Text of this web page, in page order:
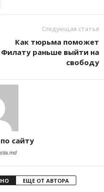
Следующая статья
Как тюрьма поможет
Филату раньше выйти на
свободу
сайту
ЕЩЕ ОТ АВТОРА